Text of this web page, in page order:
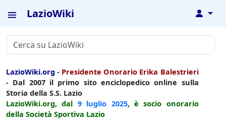
LazioWiki ↓
LazioWiki.org - Presidente Onorario Erika Balestrieri
- Dal 2007 il primo sito enciclopedico online sulla
Storia della S.S. Lazio
LazioWiki.org, dal 9 luglio 2025, è socio onorario
della Società Sportiva Lazio